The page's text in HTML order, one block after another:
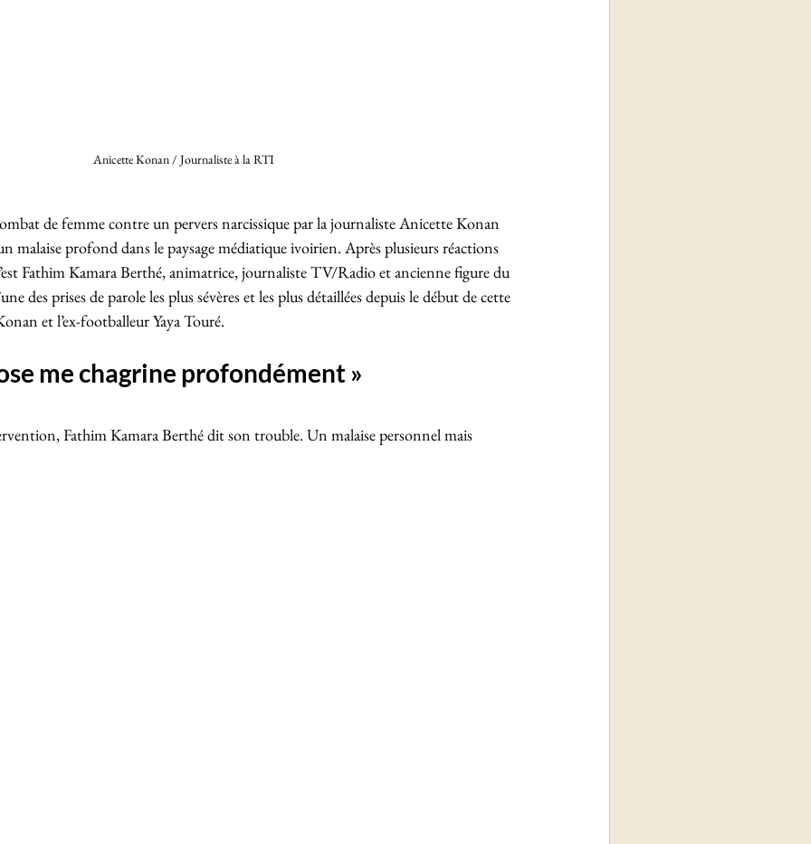
Anicette Konan / Journaliste à la RTI
de femme contre un pervers narcissique par la journaliste Anicette Konan
malaise profond dans le paysage médiatique ivoirien. Après plusieurs réactions
Fathim Kamara Berthé, animatrice, journaliste TV/Radio et ancienne figure du
des prises de parole les plus sévères et les plus détaillées depuis le début de cette
et l’ex-footballeur Yaya Touré.
me chagrine profondément »
Fathim Kamara Berthé dit son trouble. Un malaise personnel mais